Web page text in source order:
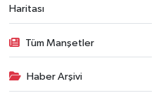
Haritası
Tüm Manşetler
Haber Arşivi